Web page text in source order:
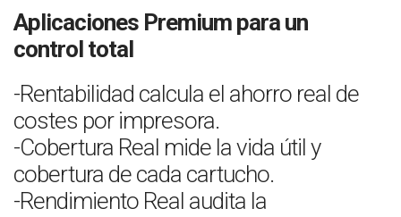
Aplicaciones Premium para un
control total
-Rentabilidad calcula el ahorro real de
costes por impresora.
-Cobertura Real mide la vida útil y
cobertura de cada cartucho.
-Rendimiento Real audita la